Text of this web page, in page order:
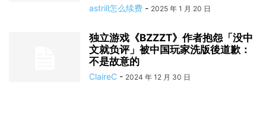
astrill怎么续费 - 2025 年 1 月 20 日
独立游戏《BZZZT》作者抱怨「没中
文就负评」被中国玩家洗版後道歉：
不是故意的
ClaireC - 2024 年 12 月 30 日